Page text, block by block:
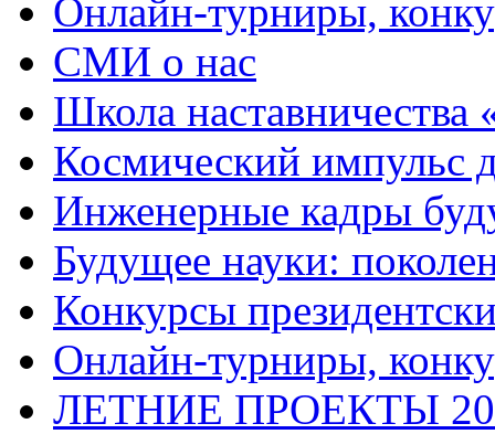
Онлайн-турниры,
СМИ о нас
Школа
Космический импульс
Инженерные кадры
Будущее науки:
Конкурсы
Онлайн-турниры,
ЛЕТНИЕ ПРОЕКТЫ